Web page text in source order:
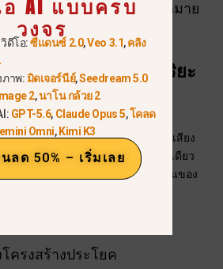
หมาย ไม่ใช่แค่คำที่มีความหมาย
รเขียนใหม่แบบอัจฉริยะ
นเสียง
ยนใหม่ตามบริบทและการปรับโทนเสียง
ตัวเลือกหลากหลายสำหรับประโยคเดียว
มีความยืดหยุ่นมากกว่าโหมดพื้นฐานของ
Trends)
ครงสร้างประโยค
AI แบบครบ
วงจร
วิดีโอ:ซีแดนซ์ 2.0,Veo 3.1,คลิง
ภาพ: มิดเจอร์นีย์,Seedream 5.0
2,นาโน กล้วย 2
GPT-5.6, Claude Opus 5,โคลด
Omni,Kimi K3
ลด 50% – เริ่มเลย